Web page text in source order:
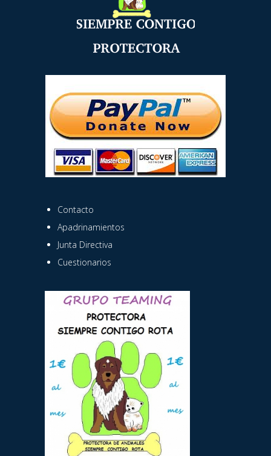
Contacto
Apadrinamientos
Junta Directiva
Cuestionarios